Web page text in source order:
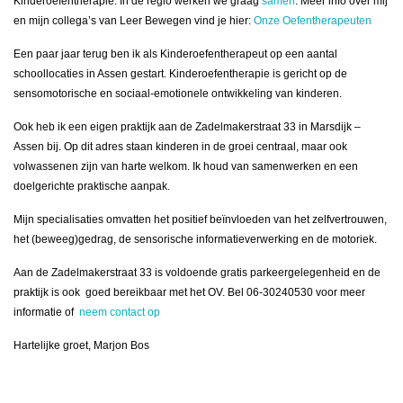
en mijn collega’s van Leer Bewegen vind je hier: Onze Oefentherapeuten
Een paar jaar terug ben ik als Kinderoefentherapeut op een aantal
schoollocaties in Assen gestart. Kinderoefentherapie is gericht op de
sensomotorische en sociaal-emotionele ontwikkeling van kinderen.
Ook heb ik een eigen praktijk aan de Zadelmakerstraat 33 in Marsdijk –
Assen bij. Op dit adres staan kinderen in de groei centraal, maar ook
volwassenen zijn van harte welkom. Ik houd van samenwerken en een
doelgerichte praktische aanpak.
Mijn specialisaties omvatten het positief beïnvloeden van het zelfvertrouwen,
het (beweeg)gedrag, de sensorische informatieverwerking en de motoriek.
Aan de Zadelmakerstraat 33 is voldoende gratis parkeergelegenheid en de
praktijk is ook goed bereikbaar met het OV. Bel 06-30240530 voor meer
informatie of neem contact op
Hartelijke groet, Marjon Bos